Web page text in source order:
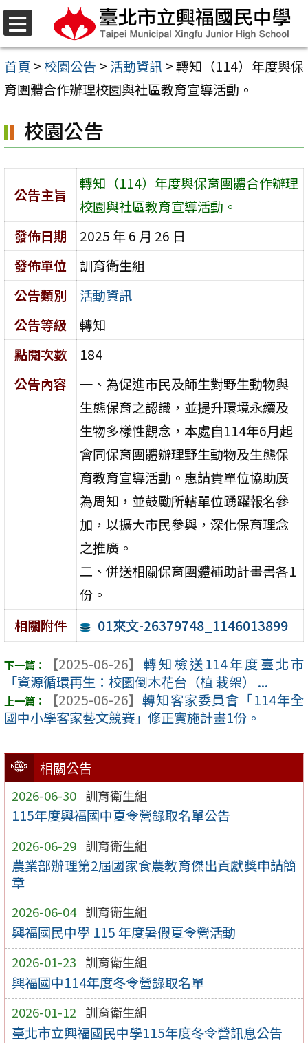
選
單
跳
至
主
要
容
區
首頁 >校園公告 > 活動資訊 >轉知（114）年度與保
育團體合作辦理校園與社區教育宣導活動。
相關公告
2026-06-30 訓育衛生組
115年度興福國中夏令營錄取名單公告
2026-06-29 訓育衛生組
農業部辦理第2屆國家食農教育傑出貢獻獎申請簡
章
2026-06-04 訓育衛生組
興福國民中學 115 年度暑假夏令營活動
2026-01-23 訓育衛生組
興福國中114年度冬令營錄取名單
2026-01-12 訓育衛生組
臺北市立興福國民中學115年度冬令營訊息公告
校園公告
公告主旨
轉知（114）年度與保育團體合作辦理
校園與社區教育宣導活動。
發佈日期
2025 年 6 月 26 日
發佈單位
訓育衛生組
公告類別
活動資訊
公告等級
轉知
點閱次數
184
公告內容
一、為促進市民及師生對野生動物與
生態保育之認識，並提升環境永續及
生物多樣性觀念，本處自114年6月起
會同保育團體辦理野生動物及生態保
育教育宣導活動。惠請貴單位協助廣
為周知，並鼓勵所轄單位踴躍報名參
加，以擴大市民參與，深化保育理念
之推廣。
二、併送相關保育團體補助計畫書各1
份。
相關附件
01來文-26379748_1146013899
【2025-06-26】 轉知檢送114年度臺北市
「資源循環再生：校園倒木花台（植 栽架） ...
【2025-06-26】 轉知客家委員會「114年全
國中小學客家藝文競賽」修正實施計畫1份。